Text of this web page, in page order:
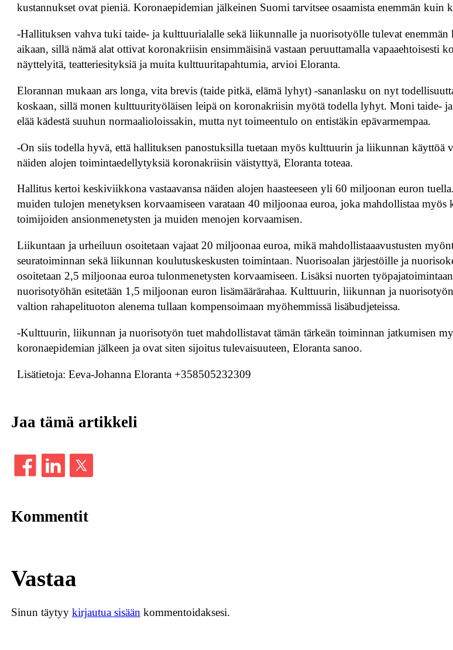
kustannukset ovat pieniä. Koronaepidemian jälkeinen Suomi tarvitsee osaamista enemmän kuin
-Hallituksen vahva tuki taide- ja kulttuurialalle sekä liikunnalle ja nuorisotyölle tulevat
aikaan, sillä nämä alat ottivat koronakriisin ensimmäisinä vastaan peruuttamalla vapaaehtoisesti
näyttelyitä, teatteriesityksiä ja muita kulttuuritapahtumia, arvioi Eloranta.
Elorannan mukaan ars longa, vita brevis (taide pitkä, elämä lyhyt) -sananlasku on nyt
koskaan, sillä monen kulttuurityöläisen leipä on koronakriisin myötä todella lyhyt. Moni taide-
elää kädestä suuhun normaalioloissakin, mutta nyt toimeentulo on entistäkin epävarmempaa.
-On siis todella hyvä, että hallituksen panostuksilla tuetaan myös kulttuurin ja liikunnan käyttöä
näiden alojen toimintaedellytyksiä koronakriisin väistyttyä, Eloranta toteaa.
Hallitus kertoi keskiviikkona vastaavansa näiden alojen haasteeseen yli 60 miljoonan euron
muiden tulojen menetyksen korvaamiseen varataan 40 miljoonaa euroa, joka mahdollistaa myös
toimijoiden ansionmenetysten ja muiden menojen korvaamisen.
Liikuntaan ja urheiluun osoitetaan vajaat 20 miljoonaa euroa, mikä mahdollistaaavustusten
seuratoiminnan sekä liikunnan koulutuskeskusten toimintaan. Nuorisoalan järjestöille ja
osoitetaan 2,5 miljoonaa euroa tulonmenetysten korvaamiseen. Lisäksi nuorten
nuorisotyöhän esitetään 1,5 miljoonan euron lisämäärärahaa. Kulttuurin, liikunnan ja
valtion rahapelituoton alenema tullaan kompensoimaan myöhemmissä lisäbudjeteissa.
-Kulttuurin, liikunnan ja nuorisotyön tuet mahdollistavat tämän tärkeän toiminnan jatkumisen
koronaepidemian jälkeen ja ovat siten sijoitus tulevaisuuteen, Eloranta sanoo.
Lisätietoja: Eeva-Johanna Eloranta +358505232309
Jaa tämä artikkeli
Kommentit
Vastaa
Sinun täytyy kirjautua sisäänkommentoidaksesi.